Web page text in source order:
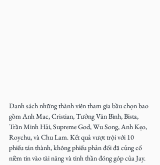
Danh sách những thành viên tham gia bầu chọn bao
gồm Anh Mac, Cristian, Tưởng Văn Bình, Bista,
Trần Minh Hải, Supreme God, Wu Song, Anh Kẹo,
Roychu, và Chu Lam. Kết quả vượt trội với 10
phiếu tán thành, không phiếu phản đối đã củng cố
niềm tin vào tài năng và tinh thần đóng góp của Jay.